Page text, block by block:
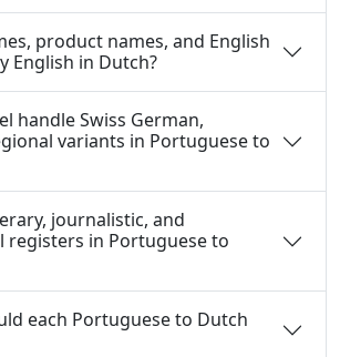
product names, and English
English in Dutch?
handle Swiss German,
variants in Portuguese to
journalistic, and
registers in Portuguese to
each Portuguese to Dutch